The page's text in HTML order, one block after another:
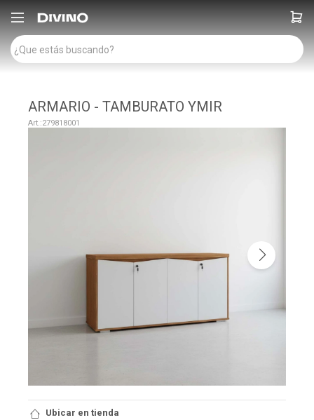

ARMARIO - TAMBURATO YMIR
279818001
Ubicar en tienda